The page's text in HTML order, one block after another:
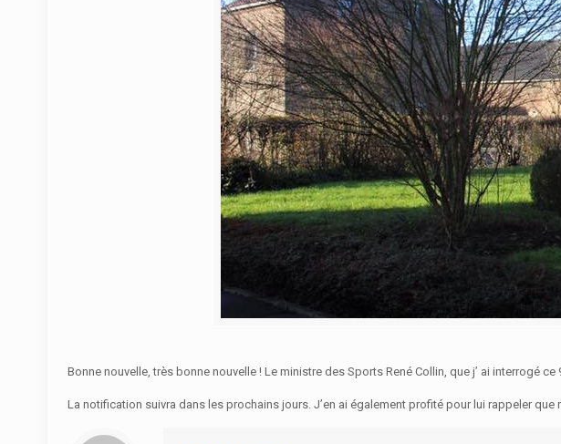
Bonne nouvelle, très bonne nouvelle ! Le ministre des Sports René Collin, que j’ ai interrogé
La notification suivra dans les prochains jours. J’en ai également profité pour lui rappeler